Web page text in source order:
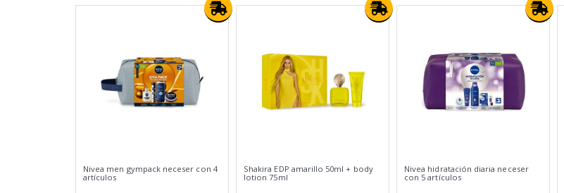
Nivea men gympack neceser con 4
artículos
Shakira EDP amarillo 50ml + body
lotion 75ml
Nivea hidratación diaria neceser
con 5 artículos